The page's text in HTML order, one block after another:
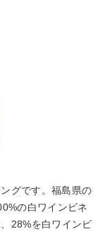
グです。福島県の
の白ワインビネ
28%を白ワインビ